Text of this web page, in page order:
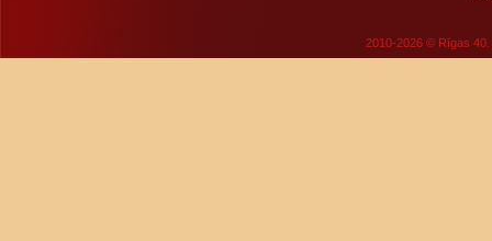
2010-2026 © Rīgas